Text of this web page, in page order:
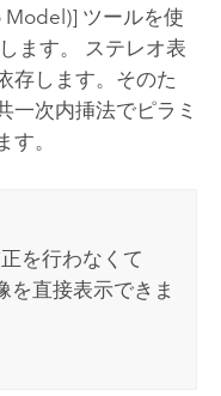
Model)] ツールを使
ます。 ステレオ表
存します。そのた
一次内挿法でピラミ
。
を行わなくて
を直接表示できま